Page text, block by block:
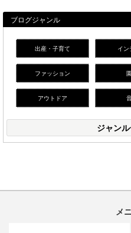
ブログジャンル
出産・子育て イン
ファッション
アウトドア
ジャン
メ